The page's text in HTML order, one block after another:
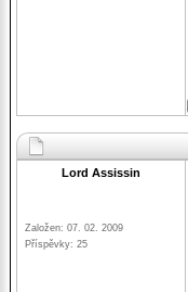
Lord Assissin
Založen: 07. 02. 2009
Příspěvky: 25